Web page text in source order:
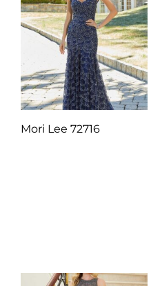
Mori Lee 72716